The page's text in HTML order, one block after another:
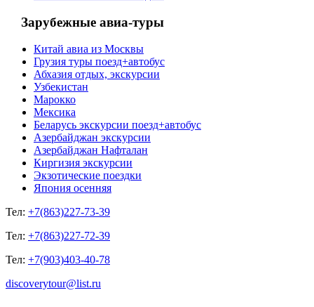
Зарубежные авиа-туры
Китай авиа из Москвы
Грузия туры поезд+автобус
Абхазия отдых, экскурсии
Узбекистан
Марокко
Мексика
Беларусь экскурсии поезд+автобус
Азербайджан экскурсии
Азербайджан Нафталан
Киргизия экскурсии
Экзотические поездки
Япония осенняя
Тел: +7(863)227-73-39
Тел: +7(863)227-72-39
Тел: +7(903)403-40-78
discoverytour@list.ru